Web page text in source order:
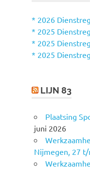
n
a
a
r
* 2026
* 2025
* 2025
* 2025
LIJN 83
Plaatsing
juni 2026
Nijmegen, 27